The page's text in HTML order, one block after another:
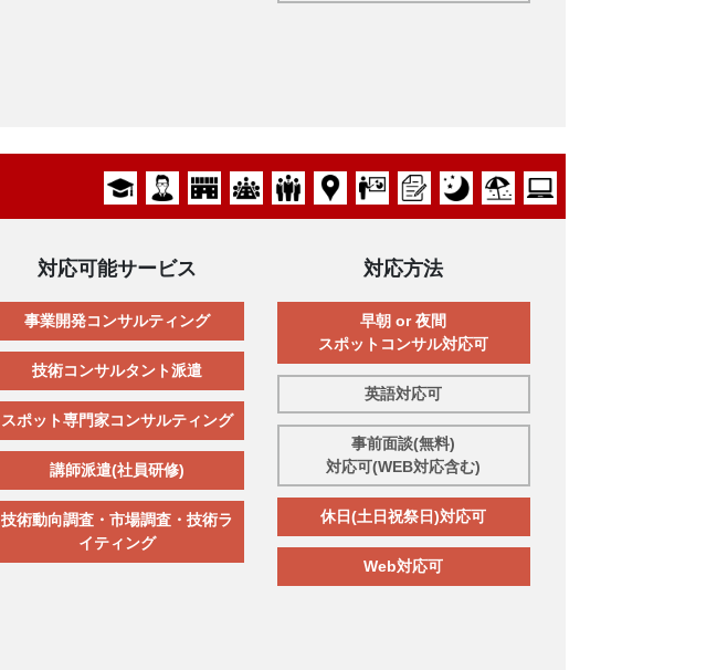
対応可能サービス
事業開発コンサルティング
技術コンサルタント派遣
スポット専門家コンサルティング
講師派遣(社員研修)
技術動向調査・市場調査・技術ラ
イティング
対応方法
早朝 or 夜間
スポットコンサル対応可
英語対応可
事前面談(無料)
対応可(WEB対応含む)
休日(土日祝祭日)対応可
Web対応可